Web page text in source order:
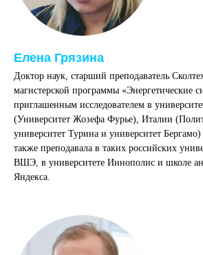
Елена Грязина
Доктор наук, старший преподаватель
магистерской программы «Энергетические
приглашенным исследователем в
(Университет Жозефа Фурье), Италии
университет Турина и университет
также преподавала в таких российских
ВШЭ, в университете Иннополис и школе
Яндекса.